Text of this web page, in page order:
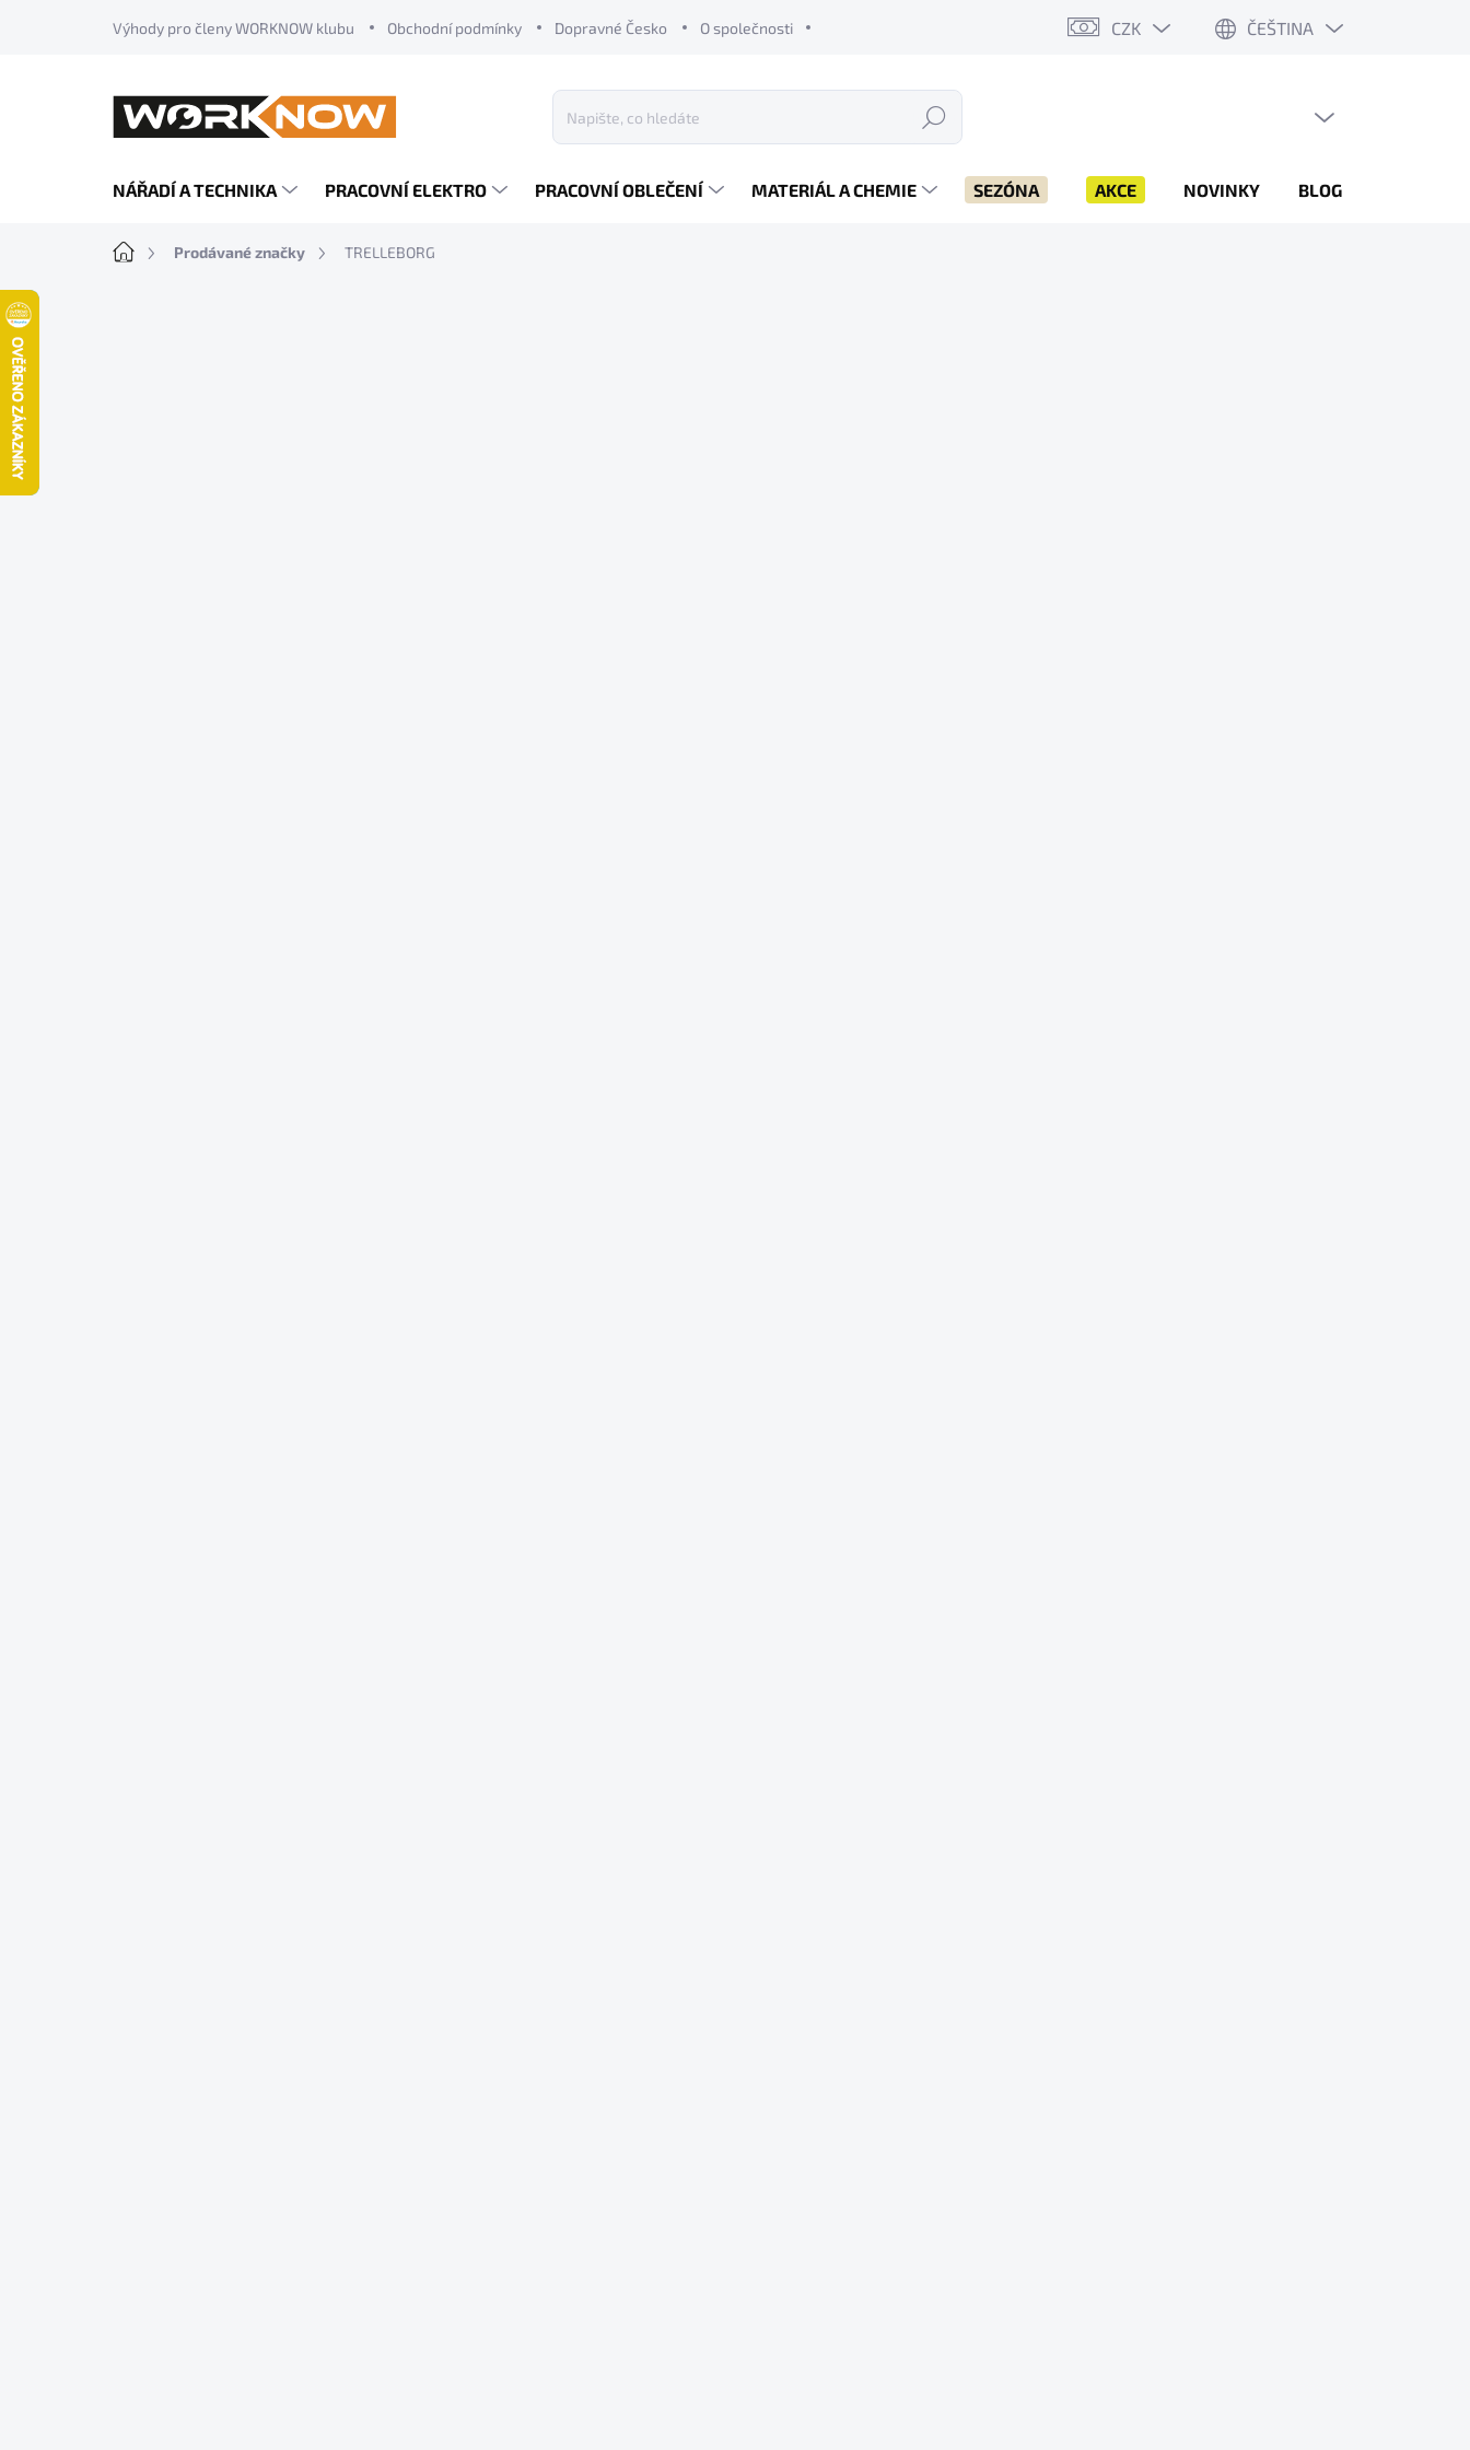
Výhody pro členy WORKNOW klubu Obchodní podmínky Dopravné Česko O společnosti CZK ČEŠTINA
Hledat
NÁŘADÍ A TECHNIKA PRACOVNÍ ELEKTRO PRACOVNÍ OBLEČENÍ MATERIÁL A CHEMIE SEZÓNA AKCE NOVINKY BLOG
Domů Prodávané značky TRELLEBORG